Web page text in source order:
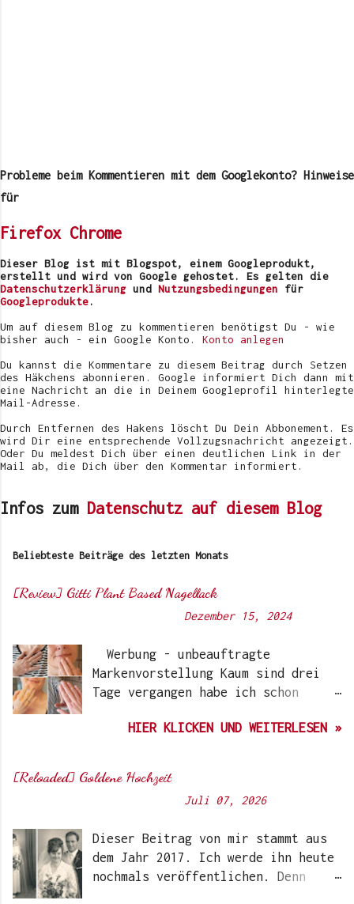
m
m
a
v
e
r
ö
f
e
t
l
i
c
e
n
Probleme beim Kommentieren mit dem Googlekonto? Hinweise
für
Firefox Chrome
Dieser Blog ist mit Blogspot, einem Googleprodukt,
erstellt und wird von Google gehostet. Es gelten die
Datenschutzerklärung und Nutzungsbedingungen für
Googleprodukte.
Um auf diesem Blog zu kommentieren benötigst Du - wie
bisher auch - ein Google Konto. Konto anlegen
Du kannst die Kommentare zu diesem Beitrag durch Setzen
des Häkchens abonnieren. Google informiert Dich dann mit
eine Nachricht an die in Deinem Googleprofil hinterlegte
Mail-Adresse.
Durch Entfernen des Hakens löscht Du Dein Abbonement. Es
wird Dir eine entsprechende Vollzugsnachricht angezeigt.
Oder Du meldest Dich über einen deutlichen Link in der
Mail ab, die Dich über den Kommentar informiert.
Infos zum Datenschutz auf diesem Blog
Beliebteste Beiträge des letzten Monats
[Review] Gitti Plant Based Nagellack
Dezember 15, 2024
Werbung - unbeauftragte
Markenvorstellung Kaum sind drei
Tage vergangen habe ich schon
Euch. Aber nach 6 Monate, wo ich
durchwegs positives Ergebnis
vermelden. Die meisten dürften
Instagram kennen. Auch Ari hat auf
ihrem Blog schon darüber
berichtet. Ich selbst wurde das
HIER KLICKEN UND WEITERLESEN »
[Reloaded] Goldene Hochzeit
Juli 07, 2026
Dieser Beitrag von mir stammt aus
dem Jahr 2017. Ich werde ihn heute
nochmals veröffentlichen. Denn